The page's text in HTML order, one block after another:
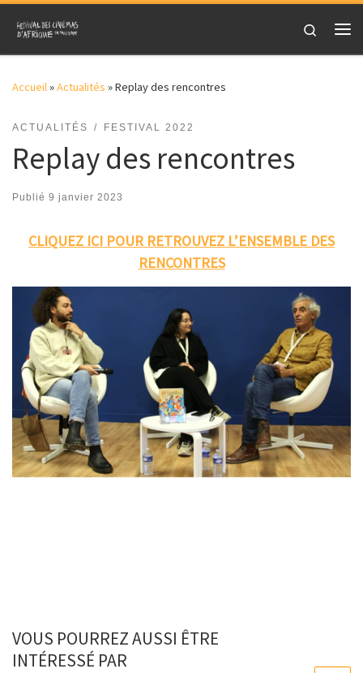
Skip to content
Search
Accueil»Actualités »Replay des rencontres
ACTUALITÉS FESTIVAL 2022
Replay des rencontres
Publié 9 janvier 2023
CLIQUEZ ICI POUR RETROUVEZ L’ENSEMBLE DES
RENCONTRES
VOUS POURREZ AUSSI ÊTRE
INTÉRESSÉ PAR